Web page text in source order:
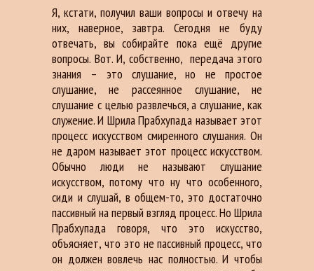
Я, кстати, получил ваши вопросы и отвечу на
них, наверное, завтра. Сегодня не буду
отвечать, вы собирайте пока ещё другие
вопросы. Вот. И, собственно, передача этого
знания – это слушание, но не простое
слушание, не рассеянное слушание, не
слушание с целью развлечься, а слушание, как
служение. И Шрила Прабхупада называет этот
процесс искусством смиренного слушания. Он
не даром называет этот процесс искусством.
Обычно люди не называют слушание
искусством, потому что ну что особенного,
сиди и слушай, в общем-то, это достаточно
пассивный на первый взгляд процесс. Но Шрила
Прабхупада говоря, что это искусство,
объясняет, что это не пассивный процесс, что
он должен вовлечь нас полностью. И чтобы